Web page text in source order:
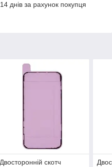
днів за рахунок покупця
Двосторонній скотч